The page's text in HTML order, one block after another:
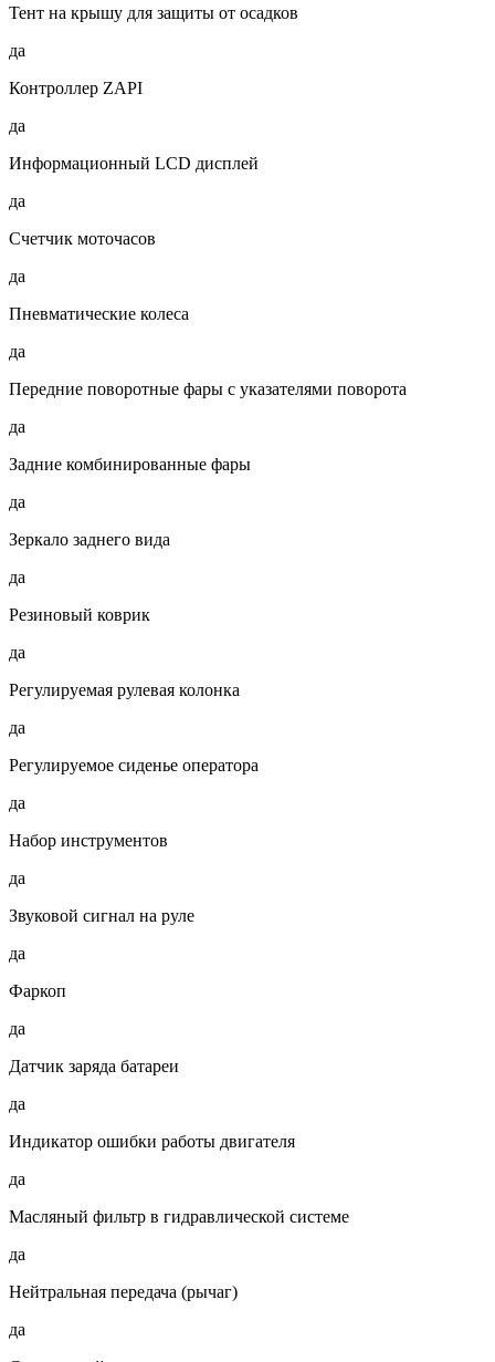
Тент на крышу для защиты от осадков
да
Контроллер ZAPI
да
Информационный LCD дисплей
да
Счетчик моточасов
да
Пневматические колеса
да
Передние поворотные фары с указателями поворота
да
Задние комбинированные фары
да
Зеркало заднего вида
да
Резиновый коврик
да
Регулируемая рулевая колонка
да
Регулируемое сиденье оператора
да
Набор инструментов
да
Звуковой сигнал на руле
да
Фаркоп
да
Датчик заряда батареи
да
Индикатор ошибки работы двигателя
да
Масляный фильтр в гидравлической системе
да
Нейтральная передача (рычаг)
да